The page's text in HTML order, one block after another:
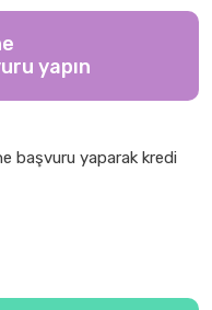
yapın
başvuru yaparak kredi